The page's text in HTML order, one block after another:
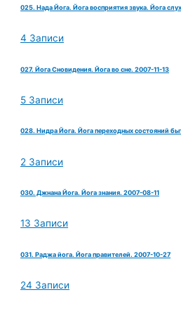
025. Нада Йога. Йога восприятия звука. Йога
4 Записи
027. Йога Сновидения. Йога во сне. 2007-11-13
5 Записи
028. Нидра Йога. Йога переходных состояний
2 Записи
030. Джнана Йога. Йога знания. 2007-08-11
13 Записи
031. Раджа йога. Йога правителей. 2007-10-27
24 Записи